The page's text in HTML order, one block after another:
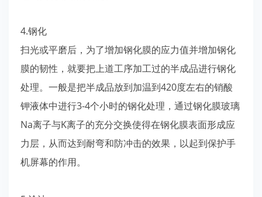
4.钢化
扫光或平磨后，为了增加钢化膜的应力值并增加钢化
膜的韧性，就要把上道工序加工过的半成品进行钢化
处理。一般是把半成品放到加温到420度左右的销酸
钾液体中进行3-4个小时的钢化处理，通过钢化膜玻璃
Na离子与K离子的充分交换使得在钢化膜表面形成应
力层，从而达到耐弯和防冲击的效果，以起到保护手
机屏幕的作用。